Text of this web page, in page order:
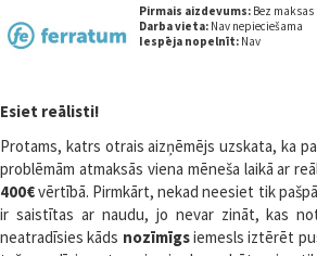
Pirmais aizdevums: Bez maksas
Darba vieta: Nav nepieciešama
Iespēja nopelnīt: Nav
Esiet reālisti!
Protams, katrs otrais aizņēmējs uzskata, ka
problēmām atmaksās viena mēneša laikā ar
400€vērtībā. Pirmkārt, nekad neesiet tik
ir saistītas ar naudu, jo nevar zināt, kas
neatradīsies kāds nozīmīgsiemesls iztērēt